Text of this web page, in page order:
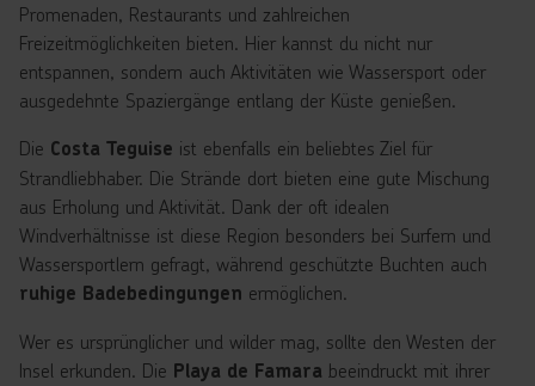
Promenaden, Restaurants und zahlreichen
Freizeitmöglichkeiten bieten. Hier kannst du nicht nur
entspannen, sondern auch Aktivitäten wie Wassersport oder
ausgedehnte Spaziergänge entlang der Küste genießen.
Die Costa Teguise ist ebenfalls ein beliebtes Ziel für
Strandliebhaber. Die Strände dort bieten eine gute Mischung
aus Erholung und Aktivität. Dank der oft idealen
Windverhältnisse ist diese Region besonders bei Surfern und
Wassersportlern gefragt, während geschützte Buchten auch
ruhige Badebedingungen ermöglichen.
Wer es ursprünglicher und wilder mag, sollte den Westen der
Insel erkunden. Die Playa de Famara beeindruckt mit ihrer